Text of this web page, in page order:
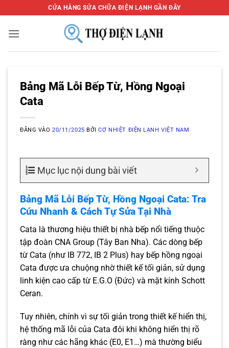
qua
nội
CỬA HÀNG SỬA CHỮA ĐIỆN LẠNH GẦN ĐÂY
Bảng Mã Lỗi Bếp Từ, Hồng Ngoại
Cata
ĐĂNG VÀO20/11/2025 BỞICƠ NHIỆT ĐIỆN LẠNH VIỆT NAM
Mục lục nội dung bài viết
Bảng Mã Lỗi Bếp Từ, Hồng Ngoại Cata: Tra
Cứu Nhanh & Cách Tự Sửa Tại Nhà
Cata là thương hiệu thiết bị nhà bếp nổi tiếng thuộc
tập đoàn CNA Group (Tây Ban Nha). Các dòng bếp
từ Cata (như IB 772, IB 2 Plus) hay bếp hồng ngoại
Cata được ưa chuộng nhờ thiết kế tối giản, sử dụng
linh kiện cao cấp từ E.G.O (Đức) và mặt kính Schott
Ceran.
Tuy nhiên, chính vì sự tối giản trong thiết kế hiển thị,
hệ thống mã lỗi của Cata đôi khi không hiển thị rõ
ràng như các hãng khác (E0, E1…) mà thường biểu